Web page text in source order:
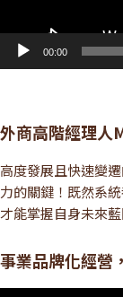
00:00
外商高階經理人
高度發展且快速變
力的關鍵！既然系
才能掌握自身未來藍
事業品牌化經營